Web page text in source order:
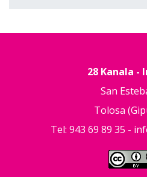
28 Kanala -
San
Tolosa
Tel: 943 69 89 35 -